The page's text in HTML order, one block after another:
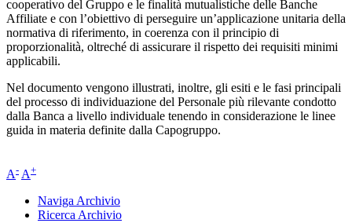
cooperativo del Gruppo e le finalità mutualistiche delle Banche
Affiliate e con l’obiettivo di perseguire un’applicazione unitaria della
normativa di riferimento, in coerenza con il principio di
proporzionalità, oltreché di assicurare il rispetto dei requisiti minimi
applicabili.
Nel documento vengono illustrati, inoltre, gli esiti e le fasi principali
del processo di individuazione del Personale più rilevante condotto
dalla Banca a livello individuale tenendo in considerazione le linee
guida in materia definite dalla Capogruppo.
A- A+
Naviga Archivio
Ricerca Archivio